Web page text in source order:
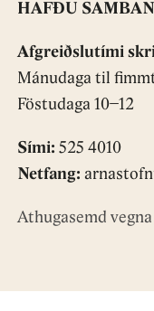
HAFÐU
Afgreiðslutími
Mánudaga til
Föstudaga 10−12
Sími: 525 4010
Netfang:
Athugasemd